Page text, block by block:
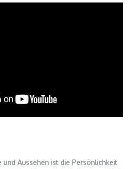
Aussehen ist die Persönlichkeit